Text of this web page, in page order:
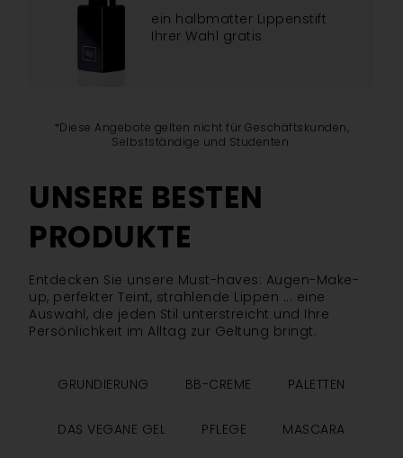
ein halbmatter Lippenstift
Ihrer Wahl gratis
*Diese Angebote gelten nicht für Geschäftskunden,
Selbstständige und Studenten.
UNSERE BESTEN
PRODUKTE
Entdecken Sie unsere Must-haves: Augen-Make-
up, perfekter Teint, strahlende Lippen ... eine
Auswahl, die jeden Stil unterstreicht und Ihre
Persönlichkeit im Alltag zur Geltung bringt.
GRUNDIERUNG BB-CREME PALETTEN
DAS VEGANE GEL PFLEGE MASCARA